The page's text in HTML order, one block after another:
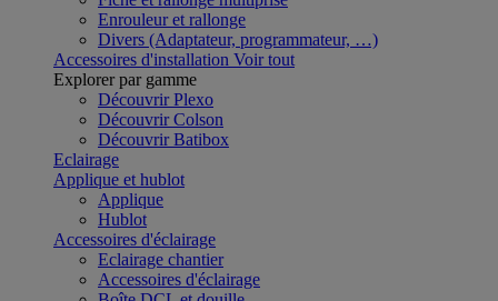
Enrouleur et rallonge
Divers (Adaptateur, programmateur, …)
Accessoires d'installation Voir tout
Explorer par gamme
Découvrir Plexo
Découvrir Colson
Découvrir Batibox
Eclairage
Applique et hublot
Applique
Hublot
Accessoires d'éclairage
Eclairage chantier
Accessoires d'éclairage